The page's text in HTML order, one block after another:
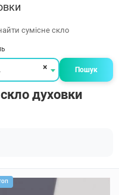
сумісне скло
× Пошук
духовки